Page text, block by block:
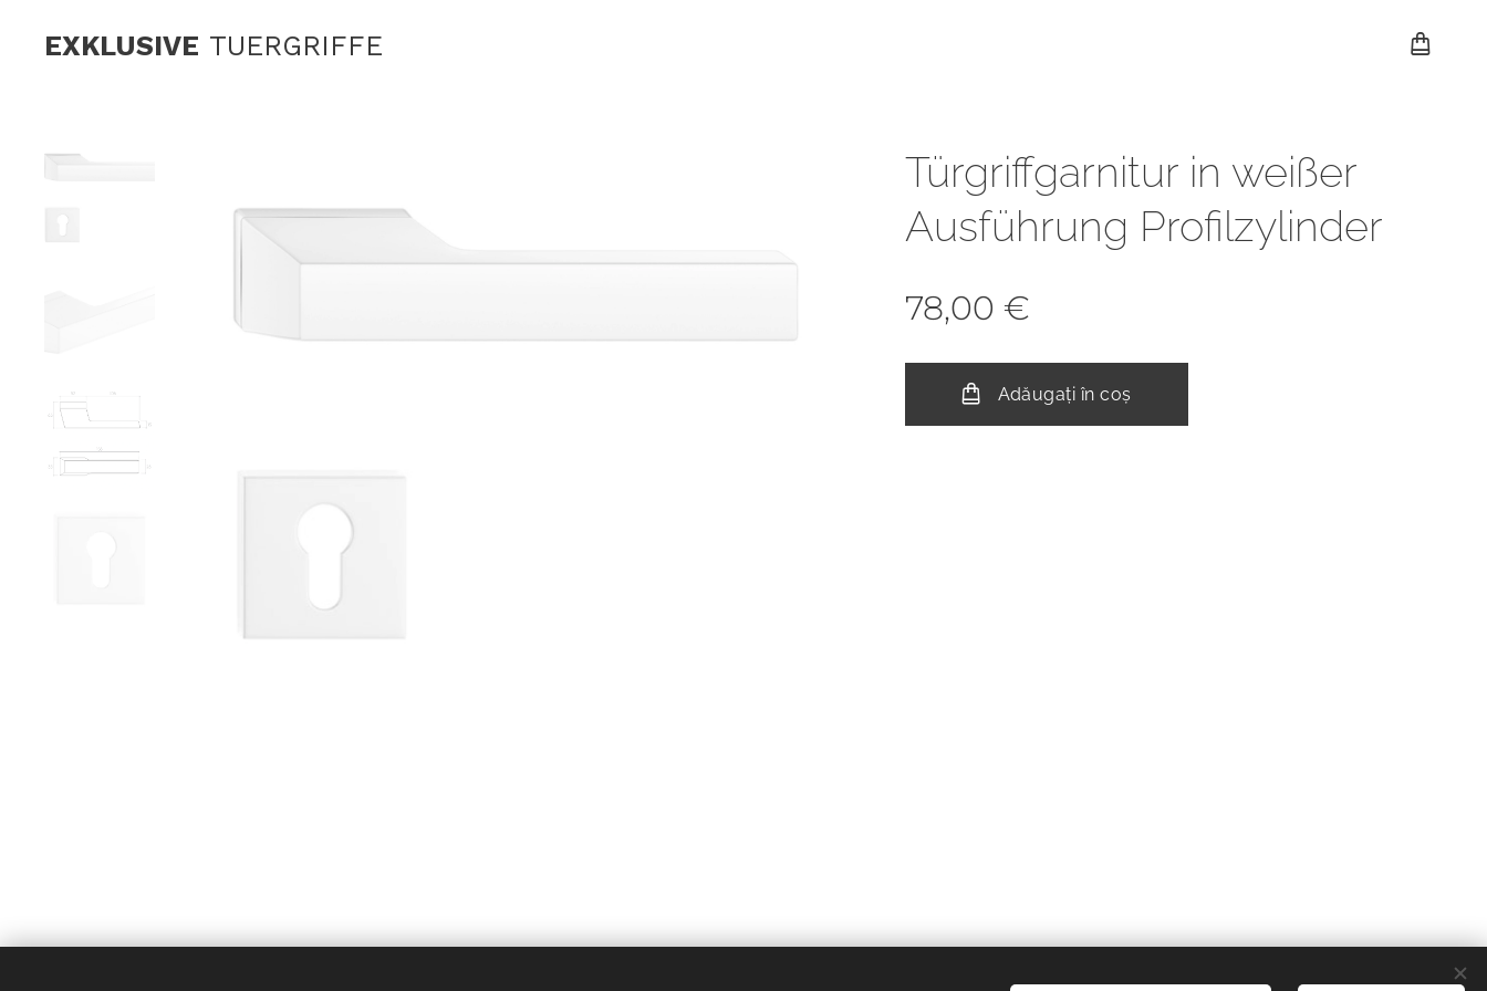
EXKLUSIVE TUERGRIFFE
Türgriffgarnitur in weißer
Ausführung Profilzylinder
78,00 €
Adăugați în coș